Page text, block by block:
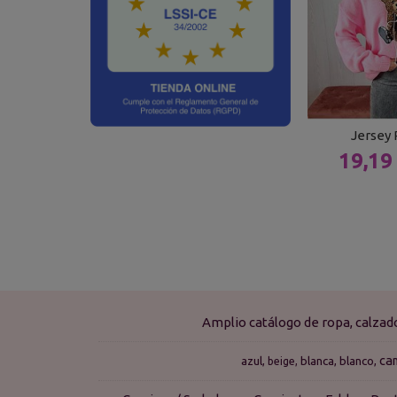
Jersey
Amplio catálogo de ropa,
azul beige blanca blanco